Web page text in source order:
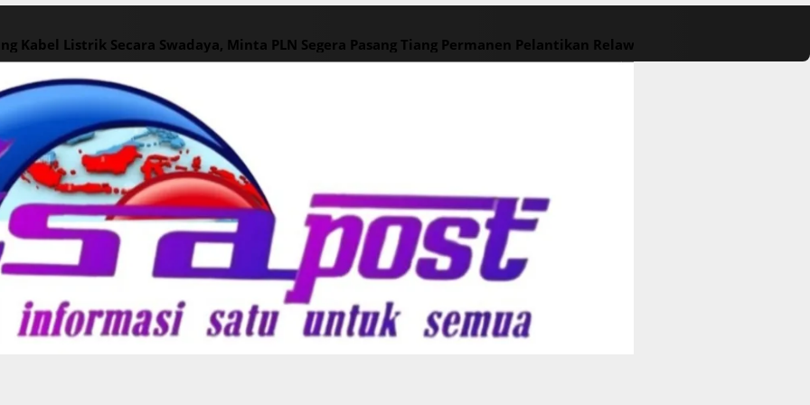
Kabel Listrik Secara Swadaya, Minta PLN Segera Pasang Tiang Permanen Pelantikan Relawan M. Rasyid Rajasa dan